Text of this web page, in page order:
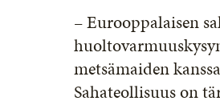
– Eurooppalaisen
metsämaiden
Sahateollisuus on